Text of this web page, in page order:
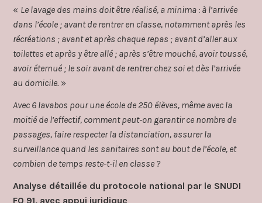
« Le lavage des mains doit être réalisé, a minima : à l’arrivée
dans l’école ; avant de rentrer en classe, notamment après les
récréations ; avant et après chaque repas ; avant d’aller aux
toilettes et après y être allé ; après s’être mouché, avoir toussé,
avoir éternué ; le soir avant de rentrer chez soi et dès l’arrivée
au domicile. »
Avec 6 lavabos pour une école de 250 élèves, même avec la
moitié de l’effectif, comment peut-on garantir ce nombre de
passages, faire respecter la distanciation, assurer la
surveillance quand les sanitaires sont au bout de l’école, et
combien de temps reste-t-il en classe ?
Analyse détaillée du protocole national par le SNUDI
FO 91, avec appui juridique